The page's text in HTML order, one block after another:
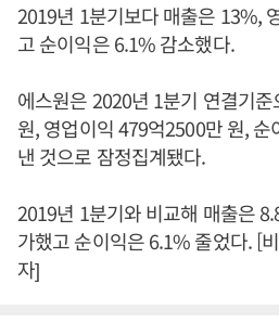
2019년 1분기보다 매출은 13%,
고 순이익은 6.1% 감소했다.
에스원은 2020년 1분기 연결기
원, 영업이익 479억2500만 원,
낸 것으로 잠정집계됐다.
2019년 1분기와 비교해 매출은
가했고 순이익은 6.1% 줄었다. [
자]